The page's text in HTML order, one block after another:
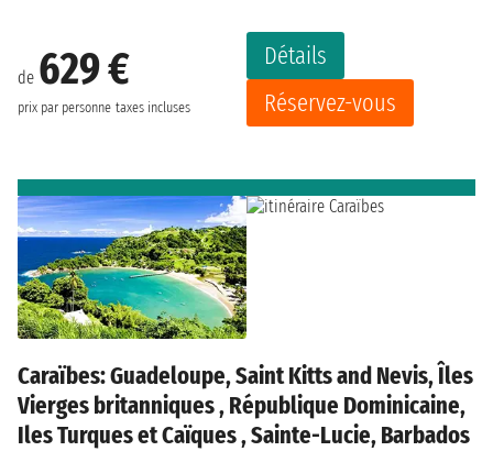
de 629 €
prix par personne taxes incluses
Détails
Réservez-vous
Caraïbes: Guadeloupe, Saint Kitts and Nevis, Îles
Vierges britanniques , République Dominicaine,
Iles Turques et Caïques , Sainte-Lucie, Barbados